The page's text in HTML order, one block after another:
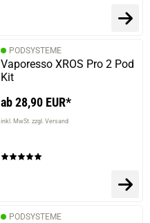
PODSYSTEME
Vaporesso XROS Pro 2 Pod
Kit
ab 28,90 EUR*
inkl. MwSt. zzgl. Versand
PODSYSTEME